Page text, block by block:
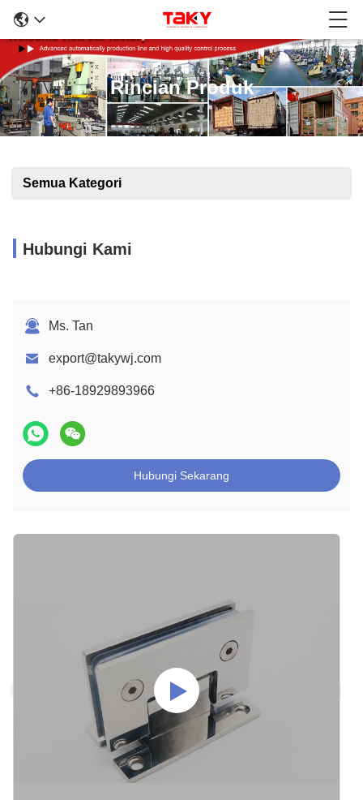
Rincian Produk
Semua Kategori
Hubungi Kami
Ms. Tan
export@takywj.com
+86-18929893966
Hubungi Sekarang